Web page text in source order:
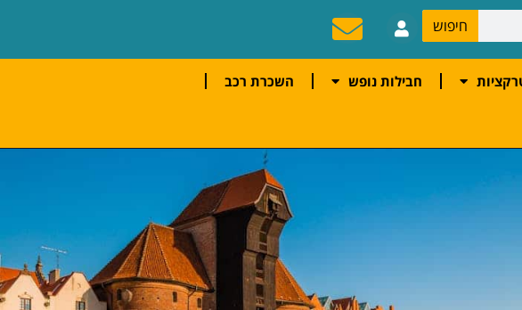
חיפוש
חבילות נופש השכרת רכב